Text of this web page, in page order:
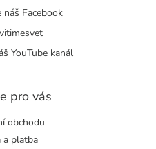
náš Facebook
YouTube kanál
pro vás
obchodu
a platba